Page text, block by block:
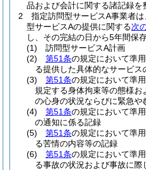
品および会計に関する諸記録を
2
指定訪問型サービスA事業者
型サービスAの提供に関する次
し、その完結の日から5年間保
(1)
訪問型サービスA計画
(2)
第51条の規定において準
る提供した具体的なサービス
(3)
第51条の規定において準
規定する身体拘束等の態様
の心身の状況ならびに緊急や
(4)
第51条の規定において準
の通知に係る記録
(5)
第51条の規定において準
る苦情の内容等の記録
(6)
第51条の規定において準
る事故の状況および事故に